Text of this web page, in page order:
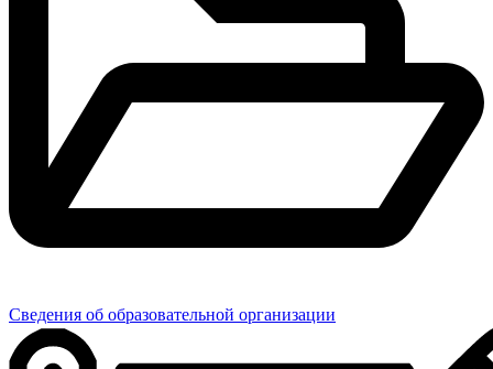
Сведения об образовательной организации